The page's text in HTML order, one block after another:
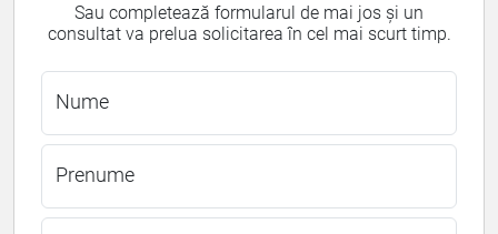
Sau completează formularul de mai jos și un
consultat va prelua solicitarea în cel mai scurt timp.
Nume
Prenume